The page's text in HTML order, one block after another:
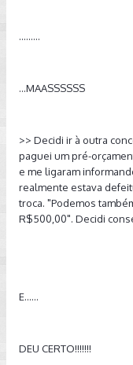
.........
...MAASSSSSS
>> Decidi ir à outra
paguei um pré-
e me ligaram
realmente estava
troca. "Podemos
R$500,00". Decidi
E......
DEU CERTO!!!!!!!